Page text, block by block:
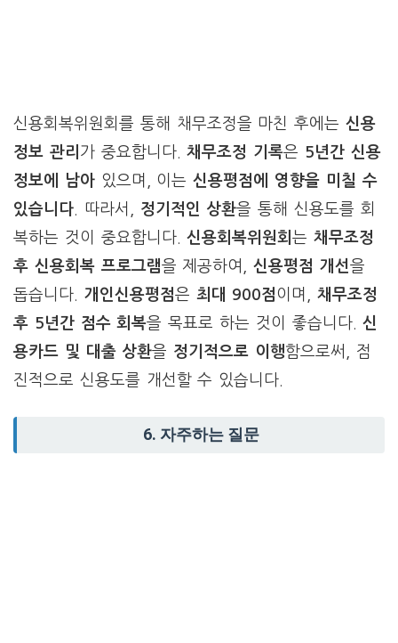
신용회복위원회를 통해 채무조정을 마친 후에는 신용
정보 관리 가 중요합니다.채무조정 기록은 5년간 신용
정보에 남아있으며, 이는신용평점에 영향을 미칠 수
있습니다 . 따라서, 정기적인 상환을 통해 신용도를 회
복하는 것이 중요합니다.신용회복위원회는채무조정
후 신용회복 프로그램을 제공하여,신용평점 개선을
돕습니다. 개인신용평점은 최대 900점이며,채무조정
후 5년간 점수 회복을 목표로 하는 것이 좋습니다.신
용카드 및 대출 상환을 정기적으로 이행함으로써, 점
진적으로 신용도를 개선할 수 있습니다.
6. 자주하는 질문